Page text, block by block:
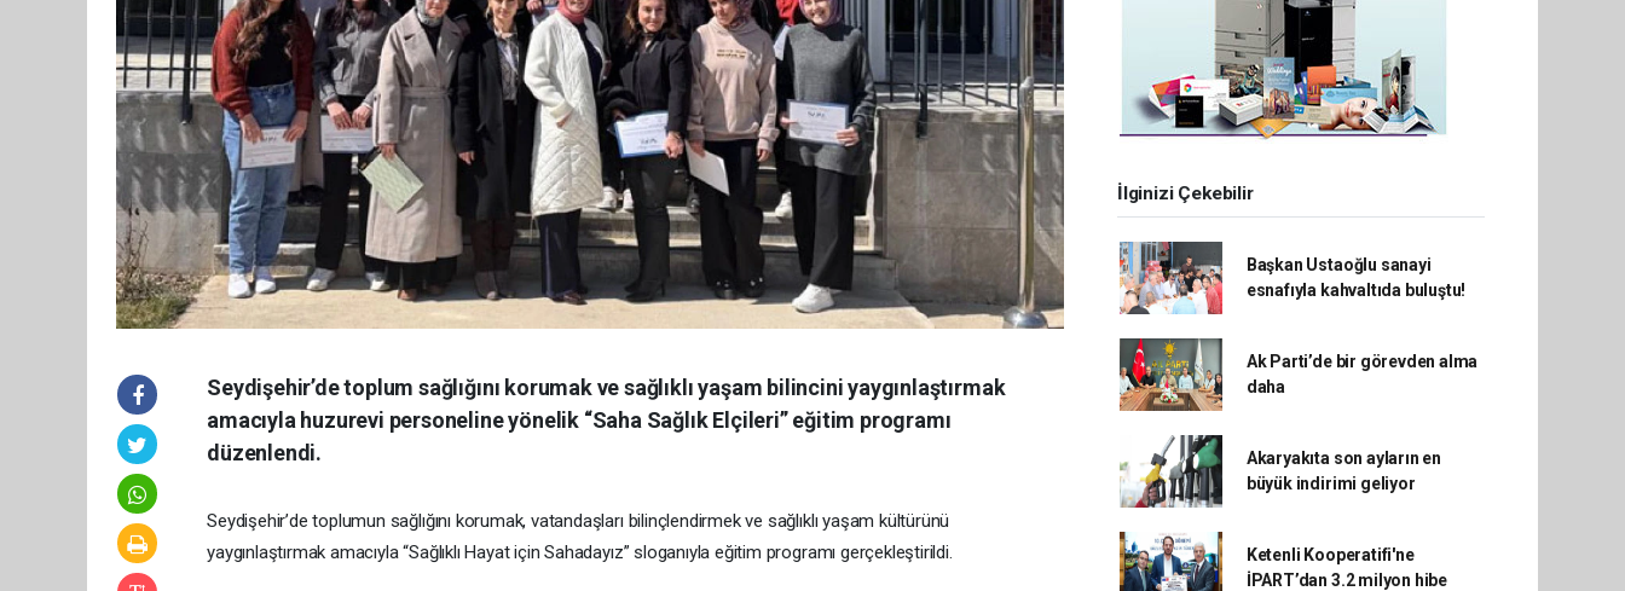
Seydişehir’de toplum sağlığını korumak ve sağlıklı yaşam bilincini yaygınlaştırmak
amacıyla huzurevi personeline yönelik “Saha Sağlık Elçileri” eğitim programı
düzenlendi.
Seydişehir’de toplumun sağlığını korumak, vatandaşları bilinçlendirmek ve sağlıklı yaşam kültürünü
yaygınlaştırmak amacıyla “Sağlıklı Hayat için Sahadayız” sloganıyla eğitim programı gerçekleştirildi.
İlginizi Çekebilir
Başkan Ustaoğlu sanayi
esnafıyla kahvaltıda buluştu!
Ak Parti’de bir görevden alma
daha
Akaryakıta son ayların en
büyük indirimi geliyor
Ketenli Kooperatifi'ne
İPART’dan 3.2 milyon hibe